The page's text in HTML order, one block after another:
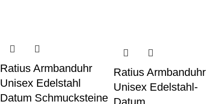
Ratius Armbanduhr
Unisex Edelstahl
Datum Schmucksteine
Ratius Armbanduhr
Unisex Edelstahl-